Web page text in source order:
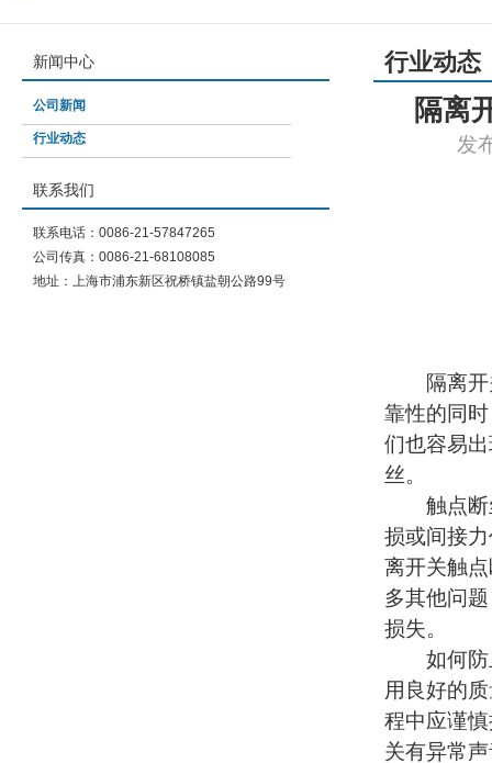
新闻中心
公司新闻
行业动态
联系我们
联系电话：0086-21-57847265
公司传真：0086-21-68108085
地址：上海市浦东新区祝桥镇盐朝公路99号
行业动态
隔离
发
隔离开关
靠性的同
们也容易
丝。
触点断丝
损或间接
离开关触
多其他问
损失。
如何防止
用良好的
程中应谨
关有异常